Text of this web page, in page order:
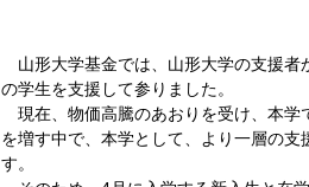
山形大学基金では、山形大学の支援者
の学生を支援して参りました。
現在、物価高騰のあおりを受け、本学
を増す中で、本学として、より一層の支
す。